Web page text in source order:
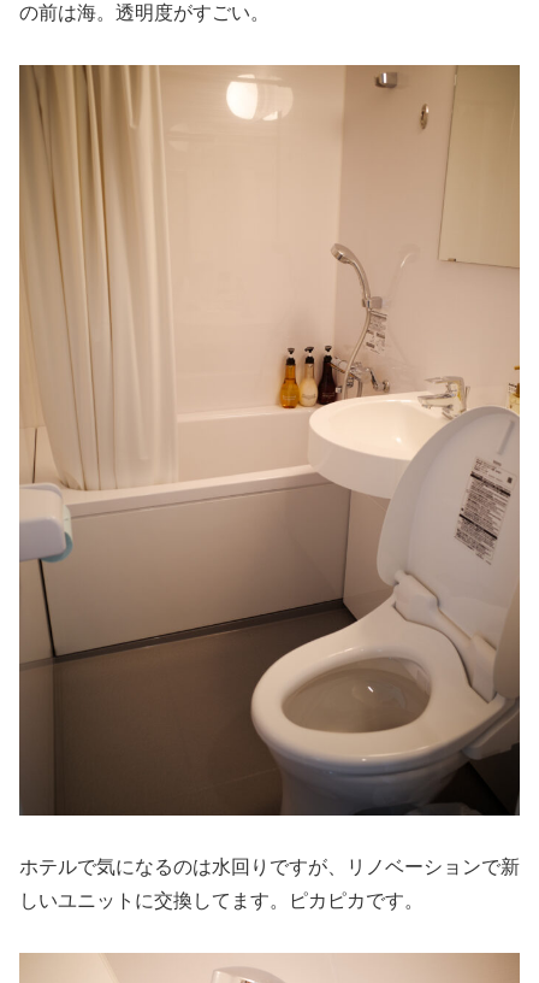
の前は海。透明度がすごい。
ホテルで気になるのは水回りですが、リノベーションで新
しいユニットに交換してます。ピカピカです。